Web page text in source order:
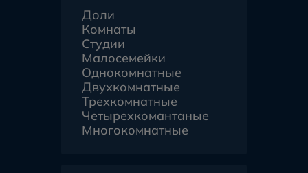
Доли
Комнаты
Студии
Малосемейки
Однокомнатные
Двухкомнатные
Трехкомнатные
Четырехкомантаные
Многокомнатные